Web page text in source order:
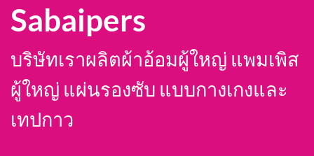
SIZE ที่มีจำหน่าย
SIZE ที่มีจำหน่าย
XL
Sabaipers
บริษัทเราผลิตผ้าอ้อมผู้ใหญ่ แพมเพิส
ผู้ใหญ่ แผ่นรองซับ แบบกางเกงและ
เทปกาว